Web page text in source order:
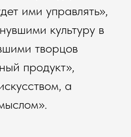
ими управлять»,
культуру в
творцов
продукт»,
а